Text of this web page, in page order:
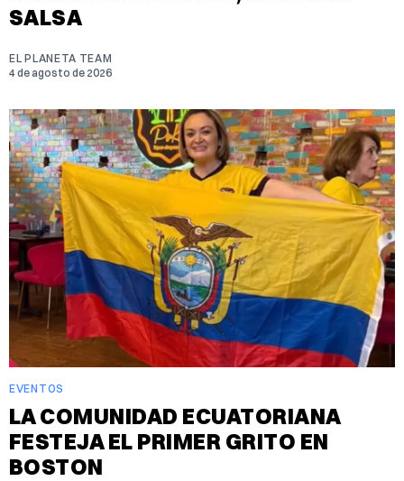
SALSA
EL PLANETA TEAM
4 de agosto de 2026
EVENTOS
LA COMUNIDAD ECUATORIANA
FESTEJA EL PRIMER GRITO EN
BOSTON